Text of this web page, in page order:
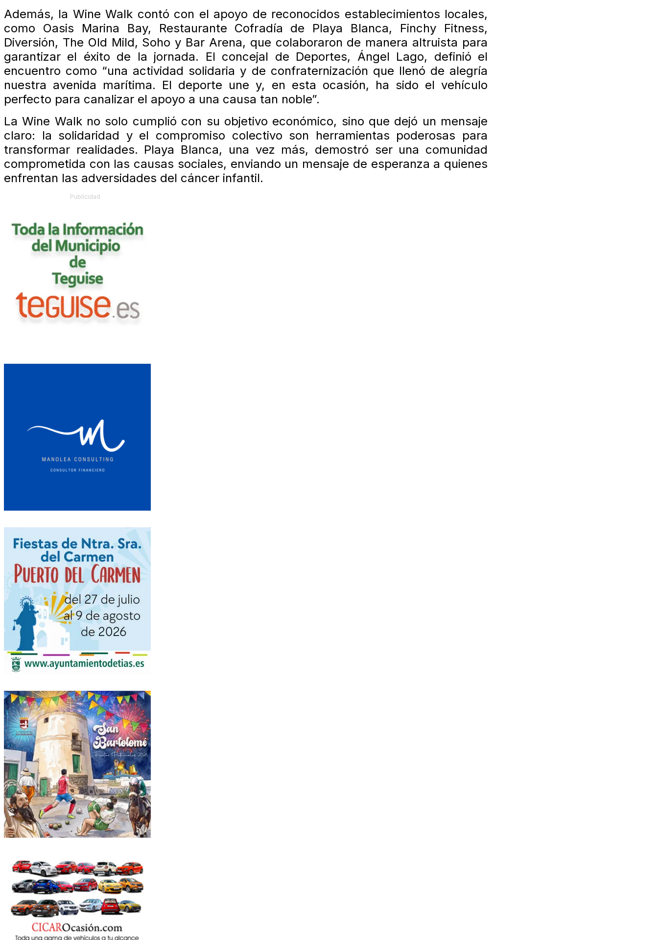
Además, la Wine Walk contó con el apoyo de reconocidos establecimientos locales,
como Oasis Marina Bay, Restaurante Cofradía de Playa Blanca, Finchy Fitness,
Diversión, The Old Mild, Soho y Bar Arena, que colaboraron de manera altruista para
garantizar el éxito de la jornada. El concejal de Deportes, Ángel Lago, definió el
encuentro como “una actividad solidaria y de confraternización que llenó de alegría
nuestra avenida marítima. El deporte une y, en esta ocasión, ha sido el vehículo
perfecto para canalizar el apoyo a una causa tan noble”.
La Wine Walk no solo cumplió con su objetivo económico, sino que dejó un mensaje
claro: la solidaridad y el compromiso colectivo son herramientas poderosas para
transformar realidades. Playa Blanca, una vez más, demostró ser una comunidad
comprometida con las causas sociales, enviando un mensaje de esperanza a quienes
enfrentan las adversidades del cáncer infantil.
Publicidad